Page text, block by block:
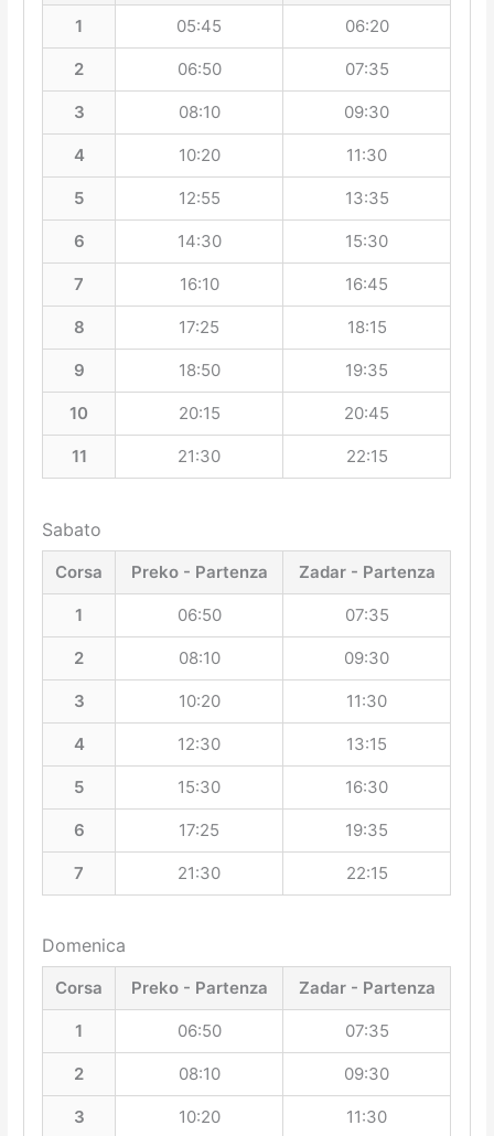
1 05:45 06:20
2 06:50 07:35
3 08:10 09:30
4 10:20 11:30
5 12:55 13:35
6 14:30 15:30
7 16:10 16:45
8 17:25 18:15
9 18:50 19:35
10 20:15 20:45
11 21:30 22:15
Sabato
Corsa Preko - Partenza Zadar - Partenza
1 06:50 07:35
2 08:10 09:30
3 10:20 11:30
4 12:30 13:15
5 15:30 16:30
6 17:25 19:35
7 21:30 22:15
Domenica
Corsa Preko - Partenza Zadar - Partenza
1 06:50 07:35
2 08:10 09:30
3 10:20 11:30